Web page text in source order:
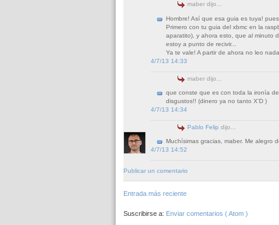
maber dijo...
Hombre! Así que esa guia es tuya!
Primero con tu guia del xbmc en la
aparatito), y ahora esto, que al minuto
estoy a punto de recivir...
Ya te vale! A partir de ahora no leo
4/7/13 14:33
maber dijo...
que conste que es con toda la ironía
disgustos!! (dinero ya no tanto X'D )
4/7/13 14:34
Pablo Felip dijo...
Muchísimas gracias, maber. Me alegro
4/7/13 14:52
Publicar un comentario
Entrada más reciente
Suscribirse a: Enviar comentarios ( Atom )